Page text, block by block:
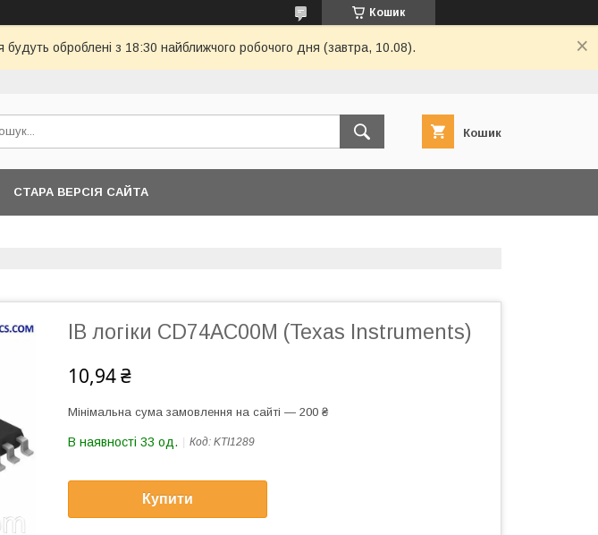
Кошик
оброблені з 18:30 найближчого робочого дня (завтра, 10.08).
Кошик
СТАРА ВЕРСІЯ САЙТА
ІВ логіки CD74AC00M (Texas Instruments)
10,94 ₴
Мінімальна сума замовлення на сайті — 200 ₴
В наявності 33 од. Код: KTI1289
Купити